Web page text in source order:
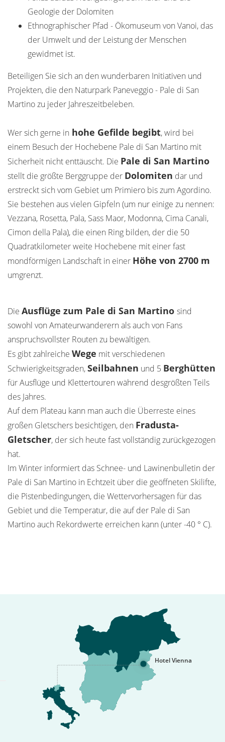
Geologie der Dolomiten
Ethnographischer Pfad - Ökomuseum von Vanoi, das
der Umwelt und der Leistung der Menschen
gewidmet ist.
Beteiligen Sie sich an den wunderbaren Initiativen und
Projekten, die den Naturpark Paneveggio - Pale di San
Martino zu jeder Jahreszeitbeleben.
Wer sich gerne in hohe Gefilde begibt, wird bei
einem Besuch der Hochebene Pale di San Martino mit
Sicherheit nicht enttäuscht. Die Pale di San Martino
stellt die größte Berggruppe der Dolomiten dar und
erstreckt sich vom Gebiet um Primiero bis zum Agordino.
Sie bestehen aus vielen Gipfeln (um nur einige zu nennen:
Vezzana, Rosetta, Pala, Sass Maor, Modonna, Cima Canali,
Cimon della Pala), die einen Ring bilden, der die 50
Quadratkilometer weite Hochebene mit einer fast
mondförmigen Landschaft in einer Höhe von 2700 m
umgrenzt.
Die Ausflüge zum Pale di San Martino sind
sowohl von Amateurwanderern als auch von Fans
anspruchsvollster Routen zu bewältigen.
Es gibt zahlreiche Wege mit verschiedenen
Schwierigkeitsgraden,Seilbahnen und 5 Berghütten
für Ausflüge und Klettertouren während desgrößten Teils
des Jahres.
Auf dem Plateau kann man auch die Überreste eines
großen Gletschers besichtigen, den Fradusta-
Gletscher, der sich heute fast vollständig zurückgezogen
hat.
Im Winter informiert das Schnee- und Lawinenbulletin der
Pale di San Martino in Echtzeit über die geöffneten Skilifte,
die Pistenbedingungen, die Wettervorhersagen für das
Gebiet und die Temperatur, die auf der Pale di San
Martino auch Rekordwerte erreichen kann (unter -40 ° C).
Hotel Vienna